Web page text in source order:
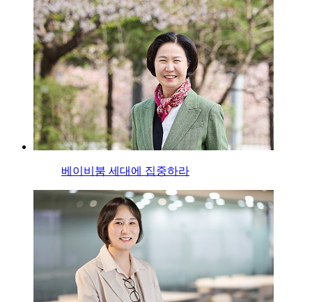
베이비붐 세대에 집중하라